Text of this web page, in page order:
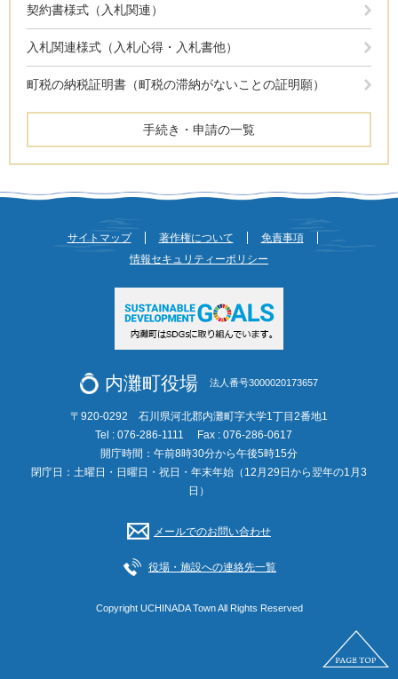
契約書様式（入札関連）
入札関連様式（入札心得・入札書他）
町税の納税証明書（町税の滞納がないことの証明願）
手続き・申請の一覧
サイトマップ 著作権について
免責事項
情報セキュリティーポリシー
内灘町役場 法人番号3000020173657
〒920-0292 石川県河北郡内灘町字大学1丁目2番地1
Tel : 076-286-1111
Fax : 076-286-0617
開庁時間：午前8時30分から午後5時15分
閉庁日：土曜日・日曜日・祝日・年末年始（12月29日から翌年の1月3
日）
メールでのお問い合わせ
役場・施設への連絡先一覧
Copyright UCHINADA Town All Rights Reserved